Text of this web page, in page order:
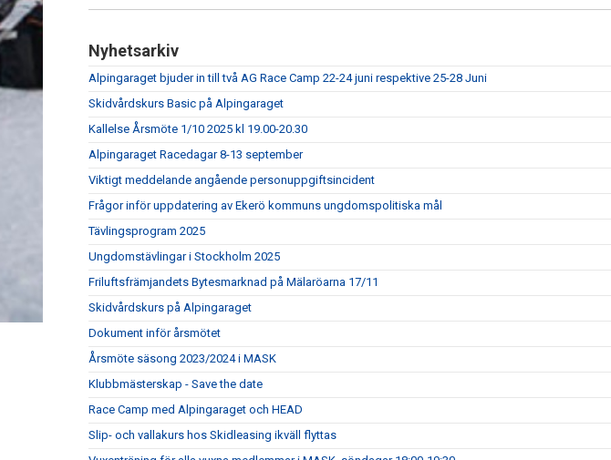
Nyhetsarkiv
Alpingaraget bjuder in till två AG Race Camp 22-24 juni respektive 25-28 Juni
Skidvårdskurs Basic på Alpingaraget
Kallelse Årsmöte 1/10 2025 kl 19.00-20.30
Alpingaraget Racedagar 8-13 september
Viktigt meddelande angående personuppgiftsincident
Frågor inför uppdatering av Ekerö kommuns ungdomspolitiska mål
Tävlingsprogram 2025
Ungdomstävlingar i Stockholm 2025
Friluftsfrämjandets Bytesmarknad på Mälaröarna 17/11
Skidvårdskurs på Alpingaraget
Dokument inför årsmötet
Årsmöte säsong 2023/2024 i MASK
Klubbmästerskap - Save the date
Race Camp med Alpingaraget och HEAD
Slip- och vallakurs hos Skidleasing ikväll flyttas